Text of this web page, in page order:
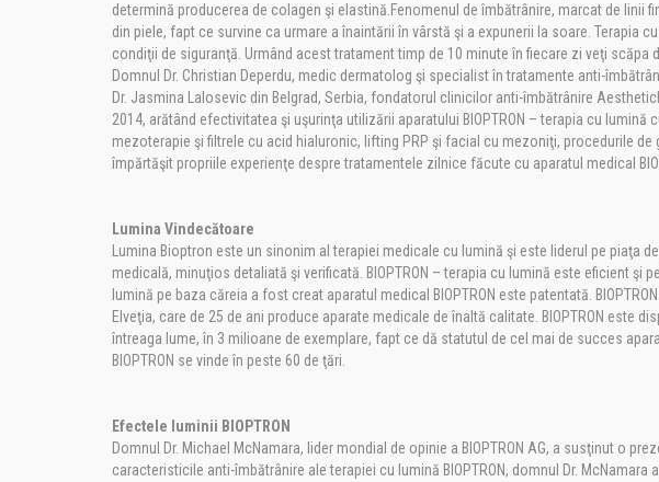
determină producerea de colagen şi elastină.Fenomenul de îmbătrânire, marcat de linii
din piele, fapt ce survine ca urmare a înaintării în vârstă şi a expunerii la soare. Terapia
condiţii de siguranţă. Urmând acest tratament timp de 10 minute în fiecare zi veţi scăpa
Domnul Dr. Christian Deperdu, medic dermatolog şi specialist în tratamente anti-
Dr. Jasmina Lalosevic din Belgrad, Serbia, fondatorul clinicilor anti-îmbătrânire
2014, arătând efectivitatea şi uşurinţa utilizării aparatului BIOPTRON – terapia cu
mezoterapie şi filtrele cu acid hialuronic, lifting PRP şi facial cu mezoniţi, procedurile
împărtăşit propriile experienţe despre tratamentele zilnice făcute cu aparatul medical
Lumina Vindecătoare
Lumina Bioptron este un sinonim al terapiei medicale cu lumină şi este liderul pe piaţa
medicală, minuţios detaliată şi verificată. BIOPTRON – terapia cu lumină este eficient şi
lumină pe baza căreia a fost creat aparatul medical BIOPTRON este patentată.
Elveţia, care de 25 de ani produce aparate medicale de înaltă calitate. BIOPTRON este
întreaga lume, în 3 milioane de exemplare, fapt ce dă statutul de cel mai de succes
BIOPTRON se vinde în peste 60 de ţări.
Efectele luminii BIOPTRON
Domnul Dr. Michael McNamara, lider mondial de opinie a BIOPTRON AG, a susţinut o
caracteristicile anti-îmbătrânire ale terapiei cu lumină BIOPTRON, domnul Dr.